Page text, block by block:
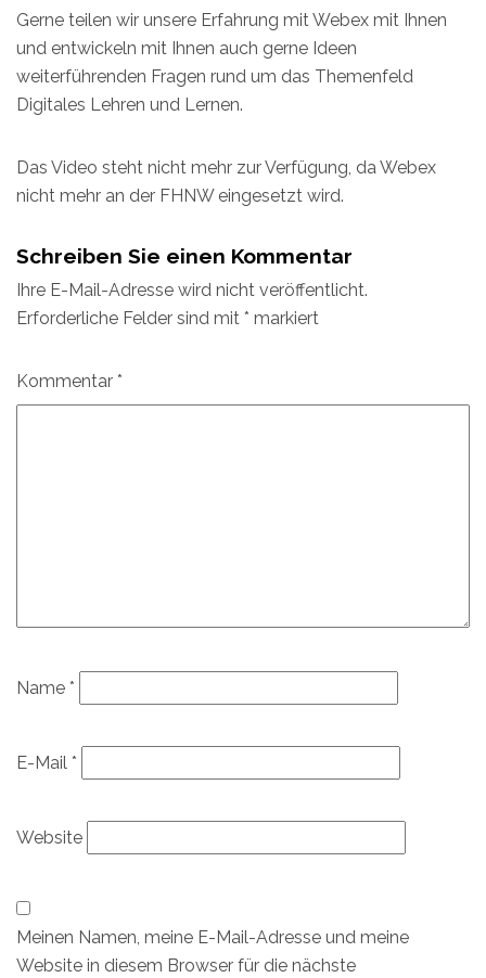
Gerne teilen wir unsere Erfahrung mit Webex mit Ihnen
und entwickeln mit Ihnen auch gerne Ideen
weiterführenden Fragen rund um das Themenfeld
Digitales Lehren und Lernen.
Das Video steht nicht mehr zur Verfügung, da Webex
nicht mehr an der FHNW eingesetzt wird.
Schreiben Sie einen Kommentar
Ihre E-Mail-Adresse wird nicht veröffentlicht.
Erforderliche Felder sind mit * markiert
Kommentar *
Name *
E-Mail *
Website
Meinen Namen, meine E-Mail-Adresse und meine
Website in diesem Browser für die nächste